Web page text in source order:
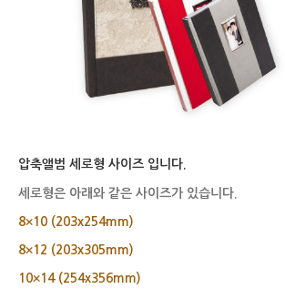
압축앨범 세로형 사이즈 입니다.
세로형은 아래와 같은 사이즈가 있습니다.
8×10 (203x254mm)
8×12 (203x305mm)
10×14 (254x356mm)